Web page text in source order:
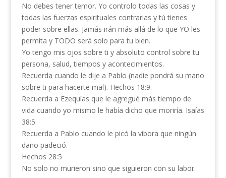
No debes tener temor. Yo controlo todas las cosas y
todas las fuerzas espirituales contrarias y tú tienes
poder sobre ellas. Jamás irán más allá de lo que YO les
permita y TODO será solo para tu bien.
Yo tengo mis ojos sobre ti y absoluto control sobre tu
persona, salud, tiempos y acontecimientos.
Recuerda cuando le dije a Pablo (nadie pondrá su mano
sobre ti para hacerte mal). Hechos 18:9.
Recuerda a Ezequías que le agregué más tiempo de
vida cuando yo mismo le había dicho que moriría. Isaías
38:5.
Recuerda a Pablo cuando le picó la víbora que ningún
daño padeció.
Hechos 28:5
No solo no murieron sino que siguieron con su labor.